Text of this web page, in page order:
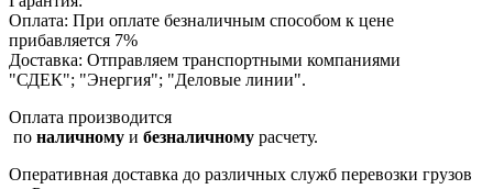
Оплата: При оплате безналичным способом к цене
прибавляется 7%
Доставка: Отправляем транспортными компаниями
"СДЕК"; "Энергия"; "Деловые линии".
Оплата производится
по наличному и безналичному расчету.
Оперативная доставка до различных служб перевозки грузов